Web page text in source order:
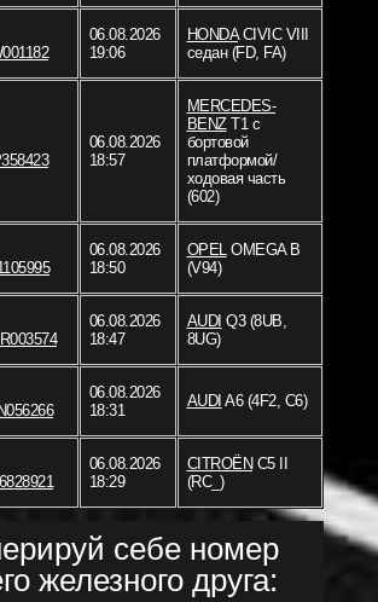
06.08.2026
19:06
HONDACIVIC VIII
седан (FD, FA)
06.08.2026
18:57
MERCEDES-
BENZT1 c
бортовой
платформой/
ходовая часть
(602)
06.08.2026
18:50
OPELOMEGA B
(V94)
06.08.2026
18:47
AUDI Q3 (8UB,
8UG)
06.08.2026
18:31
AUDI A6 (4F2, C6)
06.08.2026
18:29
CITROËN C5 II
(RC_)
себе номер
железного друга: